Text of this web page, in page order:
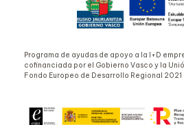
Programa de ayudas de apoyo a la I+D
cofinanciada por el Gobierno Vasco y la
Fondo Europeo de Desarrollo Regional 2021